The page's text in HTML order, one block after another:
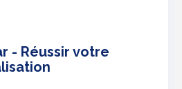
- Réussir votre